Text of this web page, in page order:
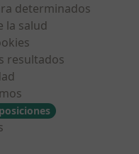
determinados
la salud
resultados